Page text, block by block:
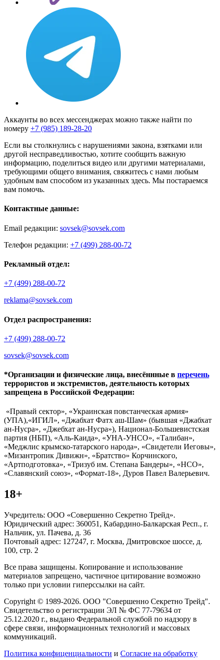
Аккаунты во всех мессенджерах можно также найти по
номеру +7 (985) 189-28-20
Если вы столкнулись с нарушениями закона, взятками или
другой несправедливостью, хотите сообщить важную
информацию, поделиться видео или другими материалами,
требующими общего внимания, свяжитесь с нами любым
удобным вам способом из указанных здесь. Мы постараемся
вам помочь.
Контактные данные:
Email редакции: sovsek@sovsek.com
Телефон редакции: +7 (499) 288-00-72
Рекламный отдел:
+7 (499) 288-00-72
reklama@sovsek.com
Отдел распространения:
+7 (499) 288-00-72
sovsek@sovsek.com
*Организации и физические лица, внесённные в перечень
террористов и экстремистов, деятельность которых
запрещена в Российской Федерации:
«Правый сектор», «Украинская повстанческая армия»
(УПА),«ИГИЛ», «Джабхат Фатх аш-Шам» (бывшая «Джабхат
ан-Нусра», «Джебхат ан-Нусра»), Национал-Большевистская
партия (НБП), «Аль-Каида», «УНА-УНСО», «Талибан»,
«Меджлис крымско-татарского народа», «Свидетели Иеговы»,
«Мизантропик Дивижн», «Братство» Корчинского,
«Артподготовка», «Тризуб им. Степана Бандеры», «НСО»,
«Славянский союз», «Формат-18», Дуров Павел Валерьевич.
18+
Учредитель: ООО «Совершенно Секретно Трейд».
Юридический адрес: 360051, Кабардино-Балкарская Респ., г.
Нальчик, ул. Пачева, д. 36
Почтовый адрес: 127247, г. Москва, Дмитровское шоссе, д.
100, стр. 2
Все права защищены. Копирование и использование
материалов запрещено, частичное цитирование возможно
только при условии гиперссылки на сайт.
Copyright © 1989-2026. ООО "Совершенно Секретно Трейд".
Свидетельство о регистрации ЭЛ № ФС 77-79634 от
25.12.2020 г., выдано Федеральной службой по надзору в
сфере связи, информационных технологий и массовых
коммуникаций.
Политика конфиценциальности и Согласие на обработку